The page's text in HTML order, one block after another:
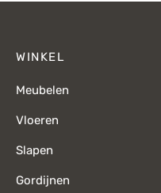
WINKEL
Meubelen
Vloeren
Slapen
Gordijnen